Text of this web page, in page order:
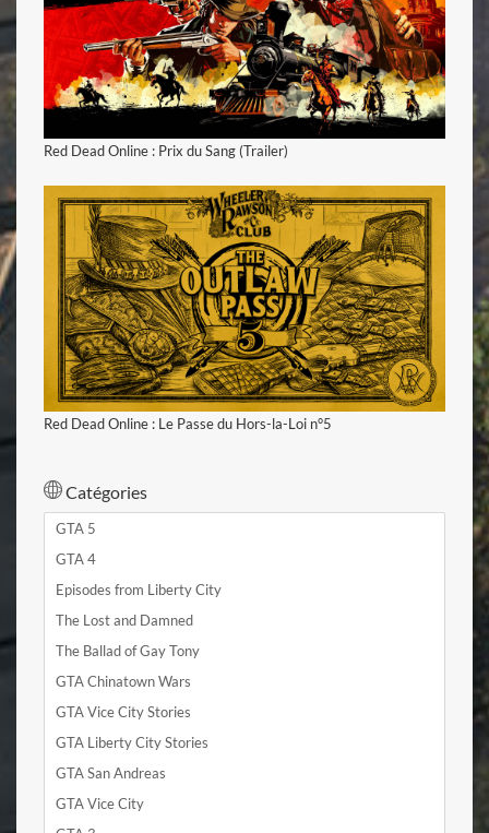
Red Dead Online : Prix du Sang (Trailer)
voir la vidéo
Red Dead Online : Le Passe du Hors-la-Loi n°5
Catégories
GTA 5
GTA 4
Episodes from Liberty City
The Lost and Damned
The Ballad of Gay Tony
GTA Chinatown Wars
GTA Vice City Stories
GTA Liberty City Stories
GTA San Andreas
GTA Vice City